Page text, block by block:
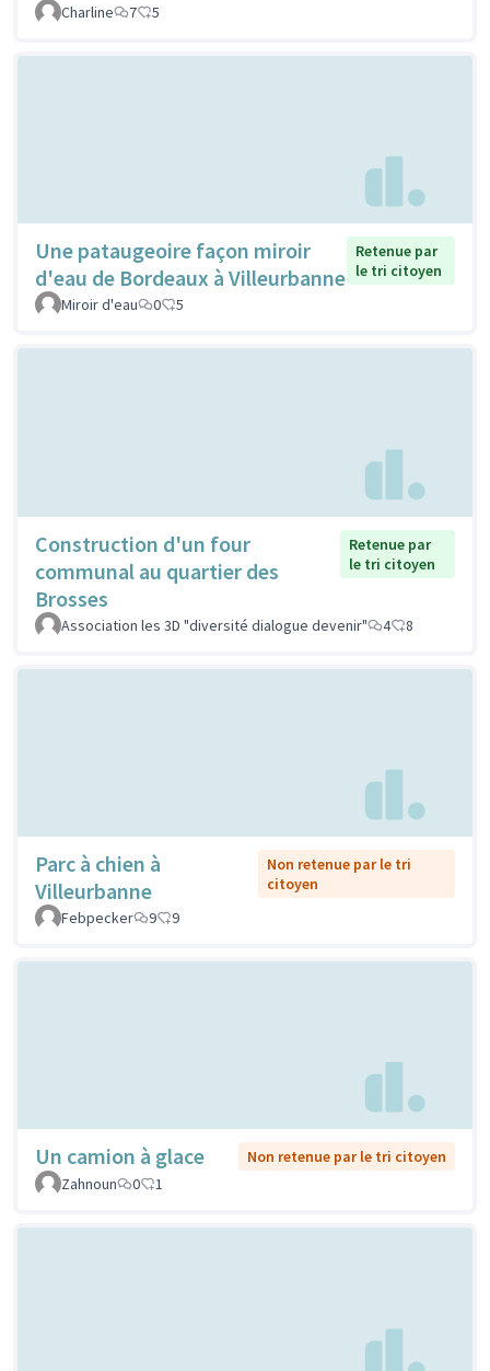
Charline
7 5
Une pataugeoire façon miroir
d'eau de Bordeaux à Villeurbanne
Retenue par
le tri citoyen
Miroir d'eau
0 5
Construction d'un four
communal au quartier des
Brosses
Retenue par
le tri citoyen
Association les 3D "diversité dialogue devenir" 4 8
Parc à chien à
Villeurbanne
Non retenue par le tri
citoyen
Febpecker
9 9
Un camion à glace
Non retenue par le tri citoyen
Zahnoun
0 1